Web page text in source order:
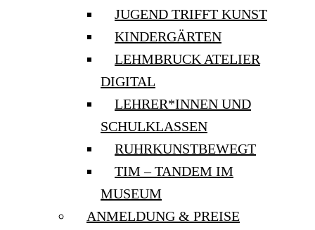
JUGEND TRIFFT KUNST
KINDERGÄRTEN
LEHMBRUCK ATELIER
DIGITAL
LEHRER*INNEN UND
SCHULKLASSEN
RUHRKUNSTBEWEGT
TIM – TANDEM IM
MUSEUM
ANMELDUNG & PREISE